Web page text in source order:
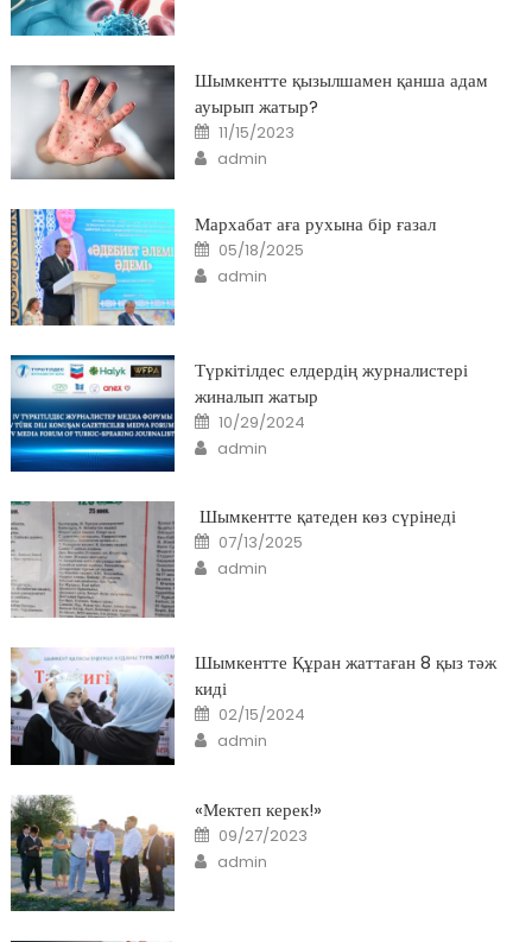
Шымкентте қызылшамен қанша адам
ауырып жатыр?
Posted
on
11/15/2023
Author
admin
Мархабат аға рухына бір ғазал
Posted
on
05/18/2025
Author
admin
Түркітілдес елдердің журналистері
жиналып жатыр
Posted
on
10/29/2024
Author
admin
Шымкентте қатеден көз сүрінеді
Posted
on
07/13/2025
Author
admin
Шымкентте Құран жаттаған 8 қыз тәж
киді
Posted
on
02/15/2024
Author
admin
«Мектеп керек!»
Posted
on
09/27/2023
Author
admin